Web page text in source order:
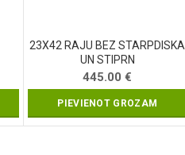
23X42 RAJU BEZ STARPDISKA
UN STIPRN
445.00€
PIEVIENOT GROZAM